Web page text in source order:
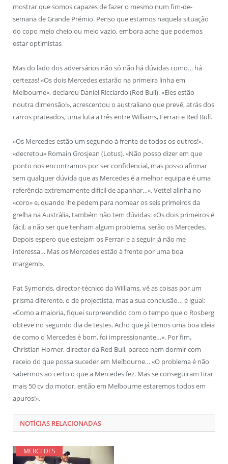
mostrar que somos capazes de fazer o mesmo num fim-de-
semana de Grande Prémio. Penso que estamos naquela situação
do copo meio cheio ou meio vazio, embora ache que podemos
estar optimistas
Mas do lado dos adversários não só não há dúvidas como… há
certezas! «Os dois Mercedes estarão na primeira linha em
Melbourne», declarou Daniel Ricciardo (Red Bull). «Eles estão
noutra dimensão!», acrescentou o australiano que prevê, atrás dos
carros prateados, uma luta a três entre Williams, Ferrari e Red Bull.
«Os Mercedes estão um segundo à frente de todos os outros!»,
«decretou» Romain Grosjean (Lotus). «Não posso dizer em que
ponto nos encontramos por ser confidencial, mas posso afirmar
sem qualquer dúvida que as Mercedes é a melhor equipa e é uma
referência extremamente difícil de apanhar…». Vettel alinha no
«coro» e, quando lhe pedem para nomear os seis primeiros da
grelha na Austrália, também não tem dúvidas: «Os dois primeiros é
fácil, a não ser que tenham algum problema, serão os Mercedes.
Depois espero que estejam os Ferrari e a seguir já não me
interessa… Mas os Mercedes estão à frente por uma boa
margem!».
Pat Symonds, director-técnico da Williams, vê as coisas por um
prisma diferente, o de projectista, mas a sua conclusão… é igual:
«Como a maioria, fiquei surpreendido com o tempo que o Rosberg
obteve no segundo dia de testes. Acho que já temos uma boa ideia
de como o Mercedes é bom, foi impressionante…». Por fim,
Christian Horner, director da Red Bull, parece nem dormir com
receio do que possa suceder em Melbourne… «O problema é não
sabermos ao certo o que a Mercedes fez. Mas se conseguiram tirar
mais 50 cv do motor, então em Melbourne estaremos todos em
apuros!».
NOTÍCIAS RELACIONADAS
MERCEDES